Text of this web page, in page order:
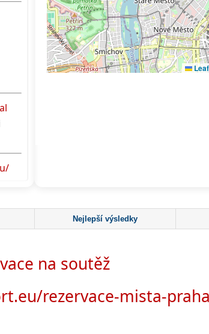
Nejlepší výsledky
na soutěž
rezervace-mista-